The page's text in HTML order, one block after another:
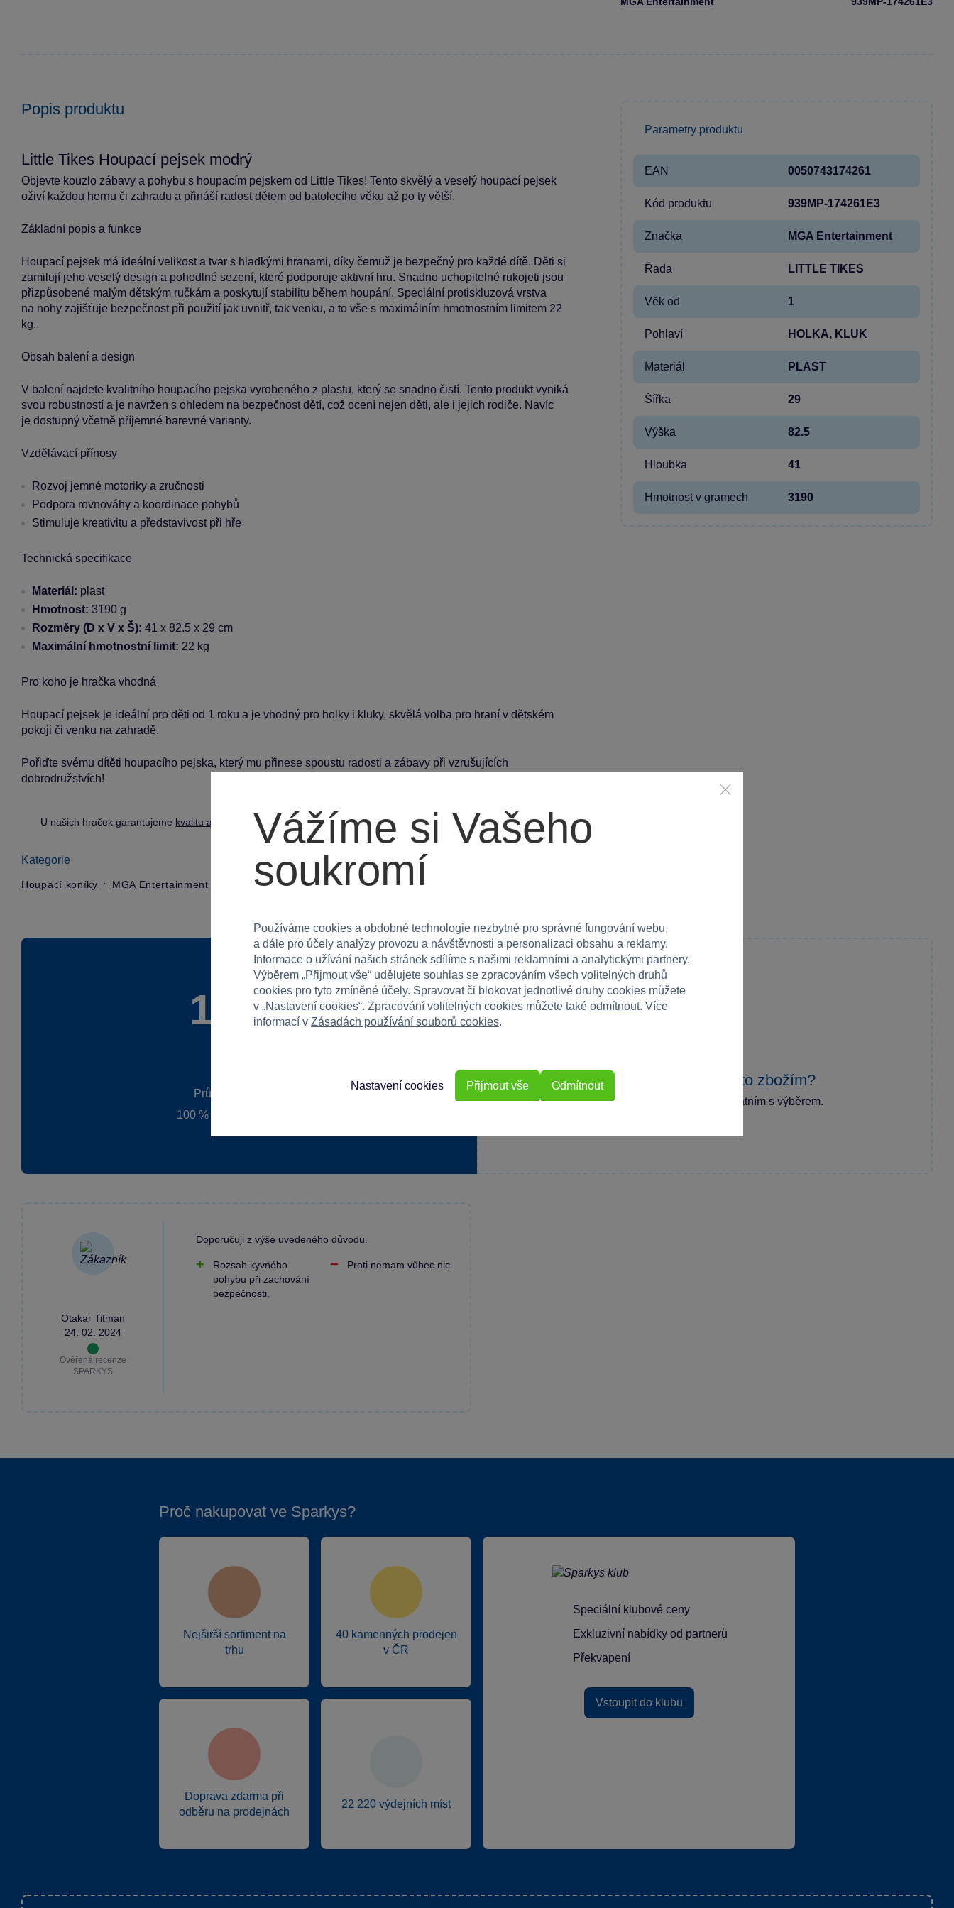
Popis produktu
Little Tikes Houpací pejsek modrý
Objevte kouzlo zábavy a pohybu s houpacím pejskem od Little Tikes! Tento skvělý a veselý houpací pejsek
oživí každou hernu či zahradu a přináší radost dětem od batolecího věku až po ty větší.
Základní popis a funkce
Houpací pejsek má ideální velikost a tvar s hladkými hranami, díky čemuž je bezpečný pro každé dítě. Děti si
zamilují jeho veselý design a pohodlné sezení, které podporuje aktivní hru. Snadno uchopitelné rukojeti jsou
přizpůsobené malým dětským ručkám a poskytují stabilitu během houpání. Speciální protiskluzová vrstva
na nohy zajišťuje bezpečnost při použití jak uvnitř, tak venku, a to vše s maximálním hmotnostním limitem 22
kg.
Obsah balení a design
V balení najdete kvalitního houpacího pejska vyrobeného z plastu, který se snadno čistí. Tento produkt vyniká
svou robustností a je navržen s ohledem na bezpečnost dětí, což ocení nejen děti, ale i jejich rodiče. Navíc
je dostupný včetně příjemné barevné varianty.
Vzdělávací přínosy
Rozvoj jemné motoriky a zručnosti
Podpora rovnováhy a koordinace pohybů
Stimuluje kreativitu a představivost při hře
Technická specifikace
Materiál: plast
Hmotnost: 3190 g
Rozměry (D x V x Š): 41 x 82.5 x 29 cm
Maximální hmotnostní limit: 22 kg
Pro koho je hračka vhodná
Houpací pejsek je ideální pro děti od 1 roku a je vhodný pro holky i kluky, skvělá volba pro hraní v dětském
pokoji či venku na zahradě.
Pořiďte svému dítěti houpacího pejska, který mu přinese spoustu radosti a zábavy při vzrušujících
dobrodružstvích!
U našich hraček garantujeme kvalitu a bezpečnost
Kategorie
Houpací koníky MGA Entertainment
Parametry produktu
EAN 0050743174261
Kód produktu 939MP-174261E3
Značka MGA Entertainment
Řada LITTLE TIKES
Věk od 1
Pohlaví HOLKA, KLUK
Materiál PLAST
Šířka 29
Výška 82.5
Hloubka 41
Hmotnost v gramech 3190
100 %
Průměr z 1 hodnocení
100 % zákazníků doporučuje
Máte zkušenost s tímto zbožím?
Napište recenzi a pomozte ostatním s výběrem.
Otakar Titman
24. 02. 2024
Ověřená recenze
SPARKYS
Doporučuji z výše uvedeného důvodu.
Rozsah kyvného
pohybu při zachování
bezpečnosti.
Proti nemam vůbec nic
Proč nakupovat ve Sparkys?
Nejširší sortiment na
trhu
40 kamenných prodejen
v ČR
Doprava zdarma při
odběru na prodejnách
22 220 výdejních míst
Speciální klubové ceny
Exkluzivní nabídky od partnerů
Překvapení
Vstoupit do klubu
Vážíme si Vašeho
soukromí
Používáme cookies a obdobné technologie nezbytné pro správné fungování webu,
a dále pro účely analýzy provozu a návštěvnosti a personalizaci obsahu a reklamy.
Informace o užívání našich stránek sdílíme s našimi reklamními a analytickými partnery.
Výběrem „Přijmout vše“ udělujete souhlas se zpracováním všech volitelných druhů
cookies pro tyto zmíněné účely. Spravovat či blokovat jednotlivé druhy cookies můžete
v „Nastavení cookies“. Zpracování volitelných cookies můžete také odmítnout. Více
informací v Zásadách používání souborů cookies.
Odmítnout
Nastavení cookies Přijmout vše